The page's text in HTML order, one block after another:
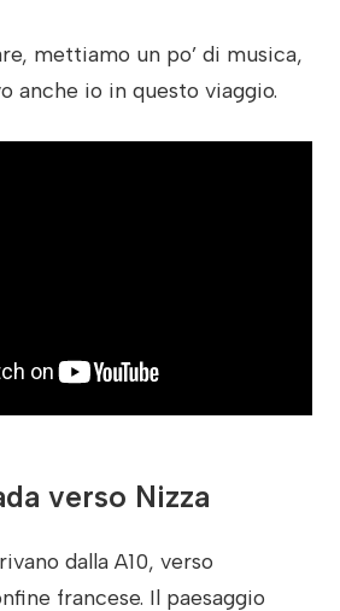
mettiamo un po’ di musica,
anche io in questo viaggio.
verso Nizza
dalla A10, verso
francese. Il paesaggio